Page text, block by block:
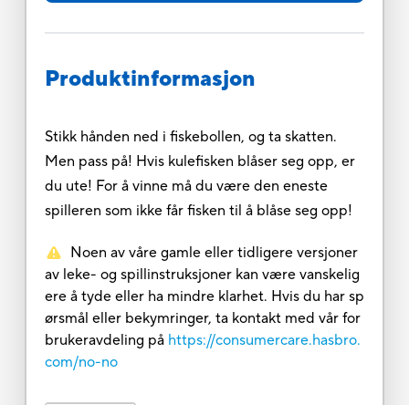
Produktinformasjon
Stikk hånden ned i fiskebollen, og ta skatten.
Men pass på! Hvis kulefisken blåser seg opp, er
du ute! For å vinne må du være den eneste
spilleren som ikke får fisken til å blåse seg opp!
Noen av våre gamle eller tidligere versjoner
av leke- og spillinstruksjoner kan være vanskelig
ere å tyde eller ha mindre klarhet. Hvis du har sp
ørsmål eller bekymringer, ta kontakt med vår for
brukeravdeling på https://consumercare.hasbro.
com/no-no